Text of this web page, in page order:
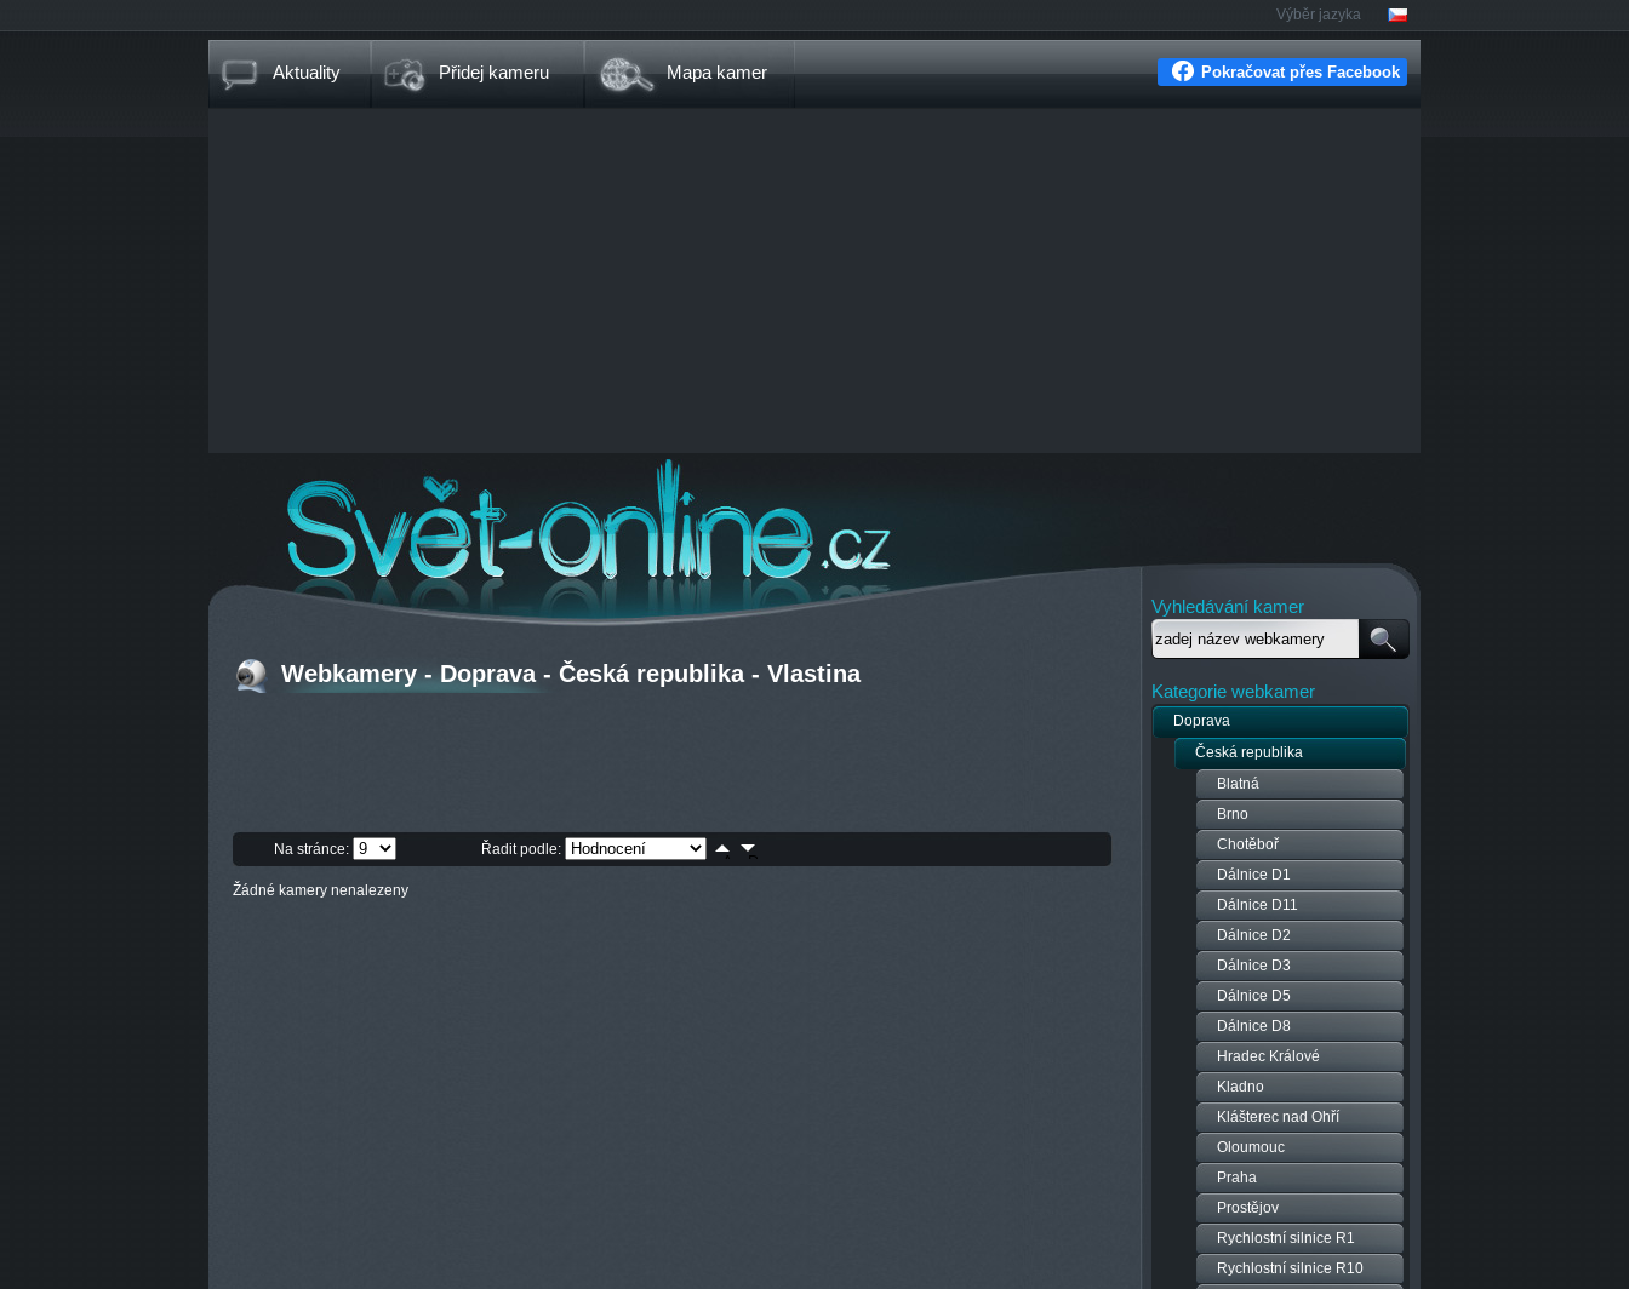
Výběr jazyka
Aktuality Přidej kameru Mapa kamer
Webkamery - Doprava - Česká republika - Vlastina
Na stránce: Řadit podle:
Žádné kamery nenalezeny
Vyhledávání kamer
Kategorie webkamer
Doprava
Česká republika
Blatná
Brno
Chotěboř
Dálnice D1
Dálnice D11
Dálnice D2
Dálnice D3
Dálnice D5
Dálnice D8
Hradec Králové
Kladno
Klášterec nad Ohří
Oloumouc
Praha
Prostějov
Rychlostní silnice R1
Rychlostní silnice R10